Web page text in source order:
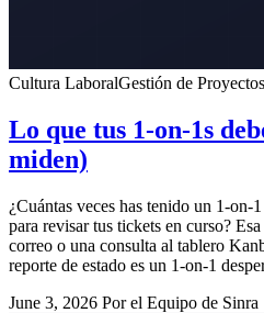
Cultura LaboralGestión de Proyectos
Lo que tus 1-on-1s
miden)
¿Cuántas veces has tenido un 1-on-
para revisar tus tickets en curso?
correo o una consulta al tablero
reporte de estado es un 1-on-1
June 3, 2026 Por el Equipo de Sinra